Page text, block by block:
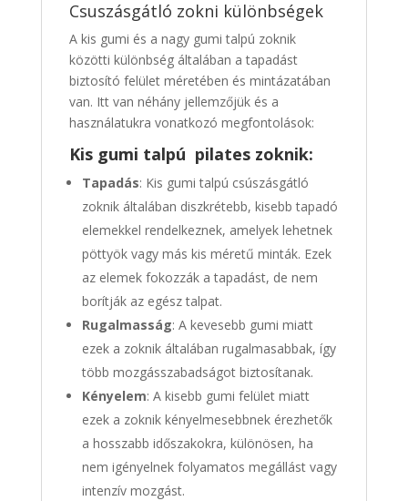
Csuszásgátló zokni különbségek
A kis gumi és a nagy gumi talpú zoknik
közötti különbség általában a tapadást
biztosító felület méretében és mintázatában
van. Itt van néhány jellemzőjük és a
használatukra vonatkozó megfontolások:
Kis gumi talpú pilates zoknik:
Tapadás: Kis gumi talpú csúszásgátló
zoknik általában diszkrétebb, kisebb tapadó
elemekkel rendelkeznek, amelyek lehetnek
pöttyök vagy más kis méretű minták. Ezek
az elemek fokozzák a tapadást, de nem
borítják az egész talpat.
Rugalmasság: A kevesebb gumi miatt
ezek a zoknik általában rugalmasabbak, így
több mozgásszabadságot biztosítanak.
Kényelem: A kisebb gumi felület miatt
ezek a zoknik kényelmesebbnek érezhetők
a hosszabb időszakokra, különösen, ha
nem igényelnek folyamatos megállást vagy
intenzív mozgást.